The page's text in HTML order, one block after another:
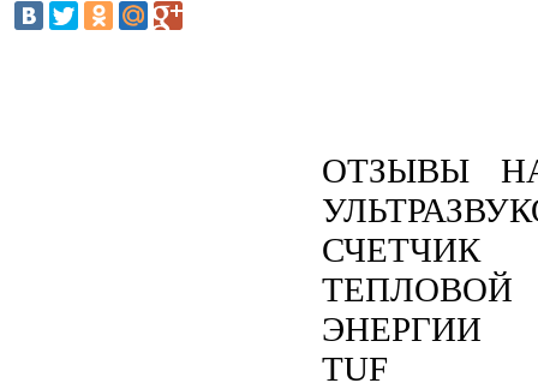
ОТЗЫВЫ
СЧЕТЧИК
ТЕПЛОВОЙ
ЭНЕРГИИ
TUF